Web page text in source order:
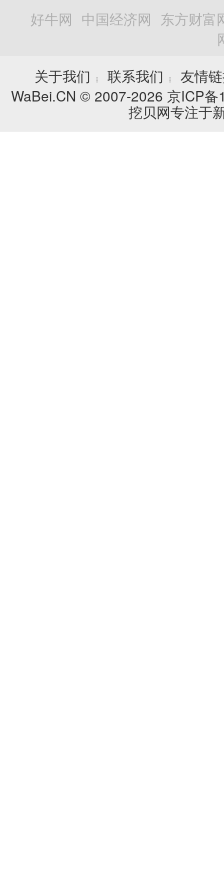
好牛网 中国经济网 东方财富
关于我们
┊ 联系我们 ┊
友情
WaBei.CN © 2007-2026 京ICP
挖贝网专注于